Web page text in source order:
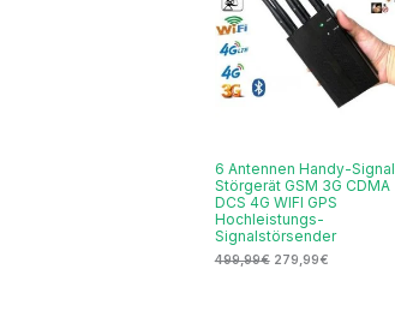
6 Antennen Handy-Signal
Störgerät GSM 3G CDMA
DCS 4G WIFI GPS
Hochleistungs-
Signalstörsender
499,99€ 279,99€